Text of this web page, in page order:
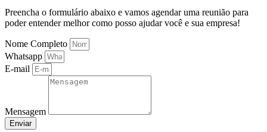
Preencha o formulário abaixo e vamos agendar uma reunião para
poder entender melhor como posso ajudar você e sua empresa!
Nome Completo
Whatsapp
E-mail
Mensagem
Enviar